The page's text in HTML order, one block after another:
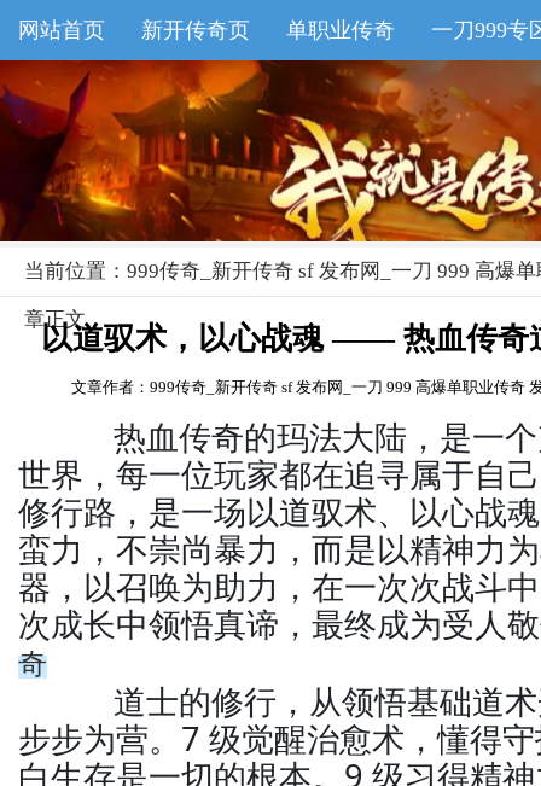
网站首页 新开传奇页 单职业传奇 一刀999专
999传奇-专业新开传奇 sf发布网
当前位置： 999传奇_新开传奇 sf 发布网_一刀 999 高爆
章正文
以道驭术，以心战魂 —— 热血传奇
文章作者：999传奇_新开传奇 sf 发布网_一刀 999 高爆单职业传奇
热血传奇的玛法大陆，是一个
世界，每一位玩家都在追寻属于自
修行路，是一场以道驭术、以心战
蛮力，不崇尚暴力，而是以精神力
器，以召唤为助力，在一次次战斗
次成长中领悟真谛，最终成为受人
奇
道士的修行，从领悟基础道术
步步为营。7 级觉醒治愈术，懂得
白生存是一切的根本。9 级习得精